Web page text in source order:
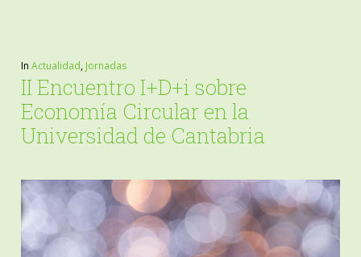
In Actualidad, Jornadas
II Encuentro I+D+i sobre
Economía Circular en la
Universidad de Cantabria